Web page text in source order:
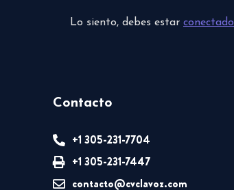
Lo siento, debes estar conectado
Contacto
+1 305-231-7704
+1 305-231-7447
contacto@cvclavoz.com